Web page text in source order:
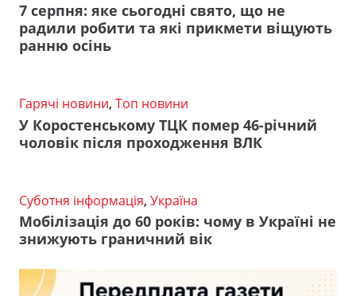
7 серпня: яке сьогодні свято, що не
радили робити та які прикмети віщують
ранню осінь
Гарячі новини, Топ новини
У Коростенському ТЦК помер 46-річний
чоловік після проходження ВЛК
Суботня інформація, Україна
Мобілізація до 60 років: чому в Україні не
знижують граничний вік